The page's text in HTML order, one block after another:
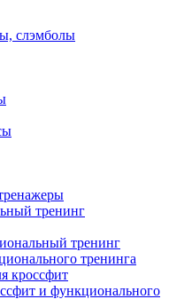
слэмболы
тренинг
тренинг
тренинга
кроссфит
и функционального